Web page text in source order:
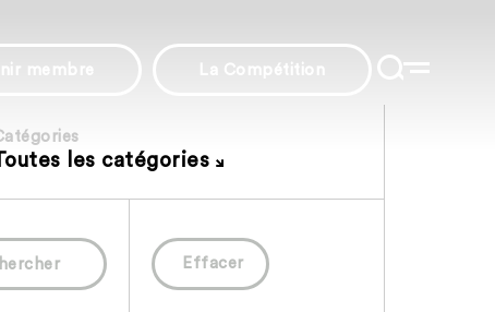
membre La Compétition
les catégories
Effacer